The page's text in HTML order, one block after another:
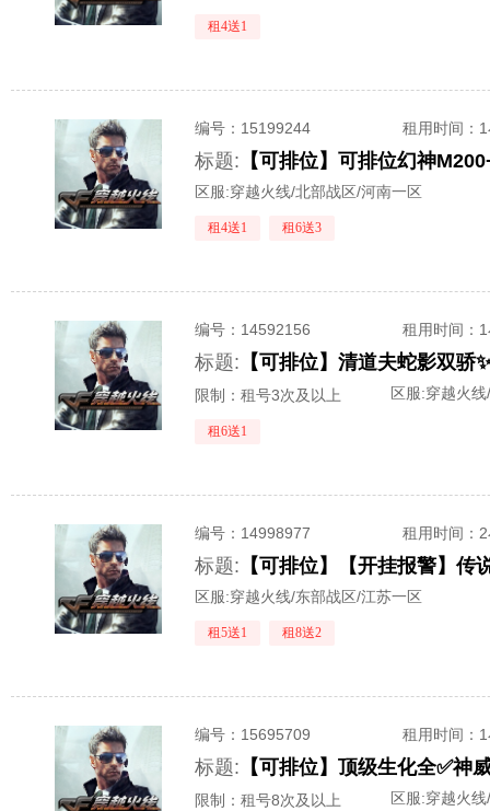
租4送1
编号： 15199244 租用时间 ：
标题:
区服:穿越火线/北部战区/河南一区
租4送1 租6送3
编号： 14592156 租用时间 ：
标题:
限制：租号3次及以上 区服:穿越火
租6送1
编号： 14998977 租用时间 ：
标题:
区服:穿越火线/东部战区/江苏一区
租5送1 租8送2
编号： 15695709 租用时间 ：
标题:
限制：租号8次及以上 区服:穿越火